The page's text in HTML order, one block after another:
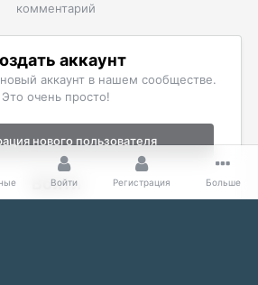
комментарий
аккаунт
аккаунт в нашем сообществе.
Это очень просто!
нового пользователя
Войти
аккаунт? Войти в систему.
Войти Регистрация Больше